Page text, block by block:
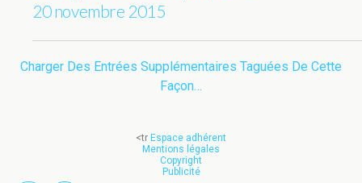
20 novembre 2015
Charger Des Entrées Supplémentaires Taguées De Cette
Façon…
<tr Espace adhérent
Mentions légales
Copyright
Publicité